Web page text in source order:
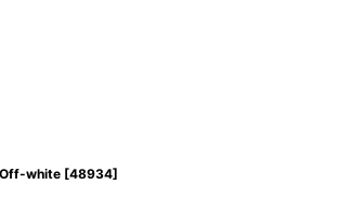
white [48934]